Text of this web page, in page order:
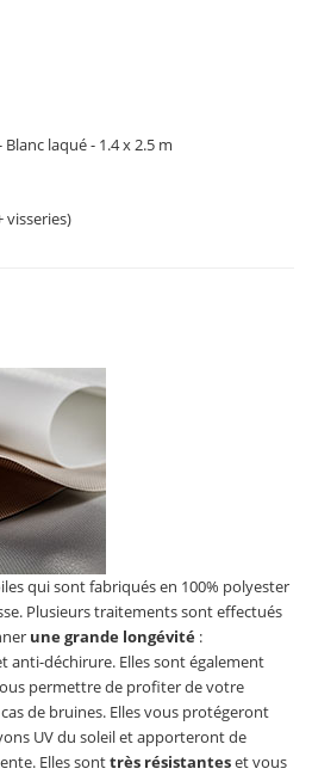
laqué - 1.4 x 2.5 m
visseries)
qui sont fabriqués en 100% polyester
Plusieurs traitements sont effectués
une grande longévité :
déchirure. Elles sont également
permettre de profiter de votre
de bruines. Elles vous protégeront
UV du soleil et apporteront de
Elles sonttrès résistanteset vous